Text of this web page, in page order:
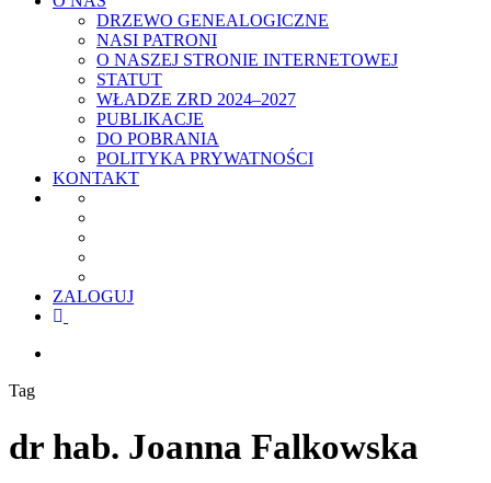
DRZEWO GENEALOGICZNE
NASI PATRONI
O NASZEJ STRONIE INTERNETOWEJ
STATUT
WŁADZE ZRD 2024–2027
PUBLIKACJE
DO POBRANIA
POLITYKA PRYWATNOŚCI
KONTAKT
ZALOGUJ
facebook
Tag
dr hab. Joanna Falkowska